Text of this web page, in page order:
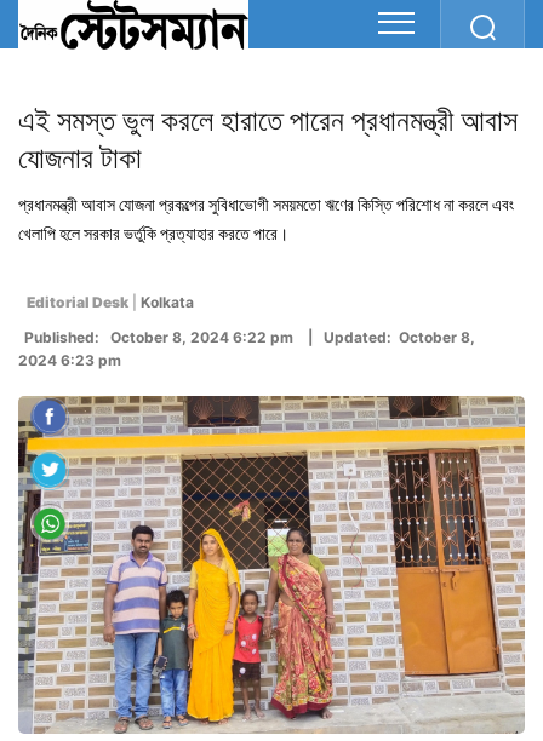
এই সমস্ত ভুল করলে হারাতে পারেন প্রধানমন্ত্রী আবাস
যোজনার টাকা
প্রধানমন্ত্রী আবাস যোজনা প্রকল্পের সুবিধাভোগী সময়মতো ঋণের কিস্তি পরিশোধ না করলে এবং
খেলাপি হলে সরকার ভর্তুকি প্রত্যাহার করতে পারে।
Editorial Desk
Kolkata
Published: October 8, 2024 6:22 pm | Updated: October 8,
2024 6:23 pm